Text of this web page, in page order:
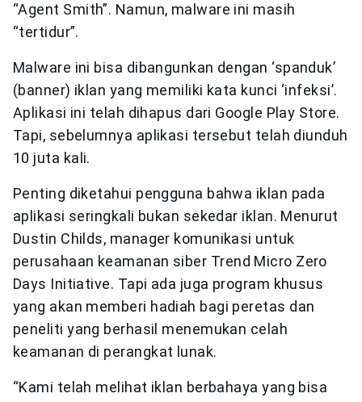
“Agent Smith”. Namun, malware ini masih
“tertidur”.
Malware ini bisa dibangunkan dengan ‘spanduk’
(banner) iklan yang memiliki kata kunci ‘infeksi’.
Aplikasi ini telah dihapus dari Google Play Store.
Tapi, sebelumnya aplikasi tersebut telah diunduh
10 juta kali.
Penting diketahui pengguna bahwa iklan pada
aplikasi seringkali bukan sekedar iklan. Menurut
Dustin Childs, manager komunikasi untuk
perusahaan keamanan siber Trend Micro Zero
Days Initiative. Tapi ada juga program khusus
yang akan memberi hadiah bagi peretas dan
peneliti yang berhasil menemukan celah
keamanan di perangkat lunak.
“Kami telah melihat iklan berbahaya yang bisa